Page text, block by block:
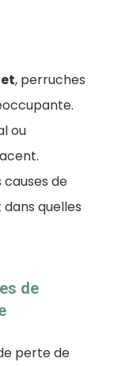
, perruches
ou
causes de
quelles
de
perte de